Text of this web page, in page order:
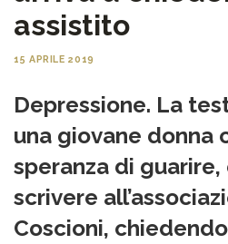
assistito
15 APRILE 2019
Depressione. La
una giovane donna
speranza di
scrivere
Coscioni,